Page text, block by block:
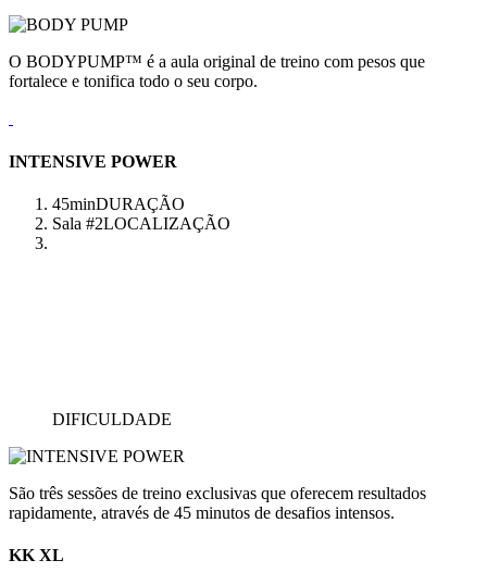
O BODYPUMP™ é a aula original de treino com pesos que
fortalece e tonifica todo o seu corpo.
INTENSIVE POWER
45minDURAÇÃO
Sala #2LOCALIZAÇÃO
DIFICULDADE
São três sessões de treino exclusivas que oferecem resultados
rapidamente, através de 45 minutos de desafios intensos.
KK XL